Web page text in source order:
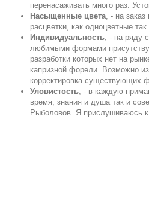
перенасаживать много раз.
Насыщенные цвета, - на
расцветки, как одноцветные
Индивидуальность, - на ряду
любимыми формами
разработки которых нет на
капризной форели. Возможно
корректировка существующих
Уловистость, - в каждую
время, знания и душа так и
Рыболовов. Я прислушиваюсь